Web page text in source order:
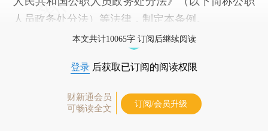
人员政务处分法）等法律，制定本条例。
本文共计10065字 订阅后继续阅读
登录 后获取已订阅的阅读权限
财新通会员
可畅读全文
订阅/会员升级